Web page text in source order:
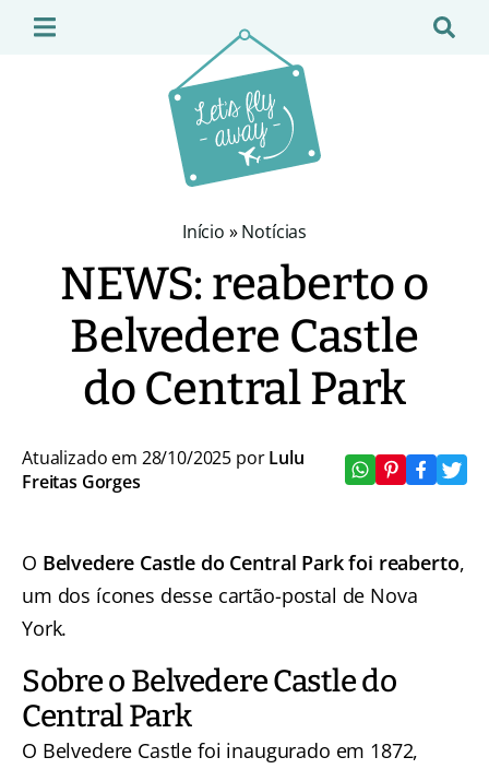
Início »Notícias
NEWS: reaberto o
Belvedere Castle
do Central Park
Atualizado em 28/10/2025 porLulu
Freitas Gorges
O Belvedere Castle do Central Park foi reaberto,
um dos ícones desse cartão-postal de Nova
York.
Sobre o Belvedere Castle do
Central Park
O Belvedere Castle foi inaugurado em 1872,